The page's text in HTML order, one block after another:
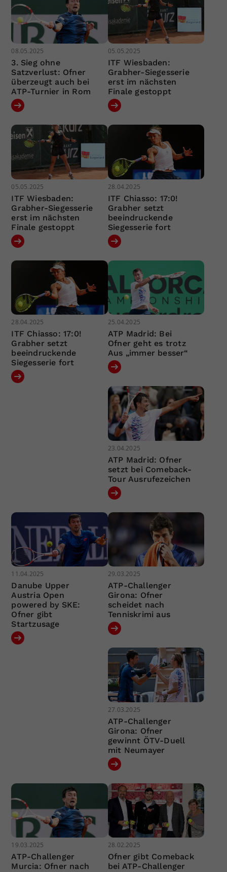
08.05.2025
3. Sieg ohne
Satzverlust: Ofner
überzeugt auch bei
ATP-Turnier in Rom
05.05.2025
ITF Wiesbaden:
Grabher-Siegesserie
erst im nächsten
Finale gestoppt
05.05.2025
ITF Wiesbaden:
Grabher-Siegesserie
erst im nächsten
Finale gestoppt
28.04.2025
ITF Chiasso: 17:0!
Grabher setzt
beeindruckende
Siegesserie fort
28.04.2025
ITF Chiasso: 17:0!
Grabher setzt
beeindruckende
Siegesserie fort
25.04.2025
ATP Madrid: Bei
Ofner geht es trotz
Aus „immer besser“
23.04.2025
ATP Madrid: Ofner
setzt bei Comeback-
Tour Ausrufezeichen
11.04.2025
Danube Upper
Austria Open
powered by SKE:
Ofner gibt
Startzusage
29.03.2025
ATP-Challenger
Girona: Ofner
scheidet nach
Tenniskrimi aus
27.03.2025
ATP-Challenger
Girona: Ofner
gewinnt ÖTV-Duell
mit Neumayer
19.03.2025
ATP-Challenger
Murcia: Ofner nach
28.02.2025
Ofner gibt Comeback
bei ATP-Challenger